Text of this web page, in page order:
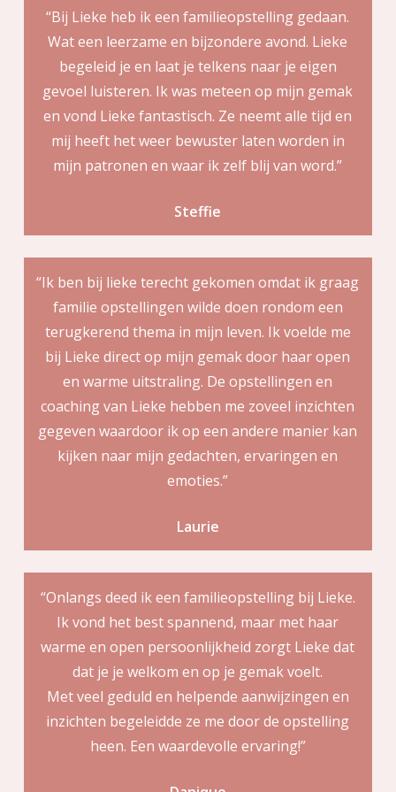
“Bij Lieke heb ik een familieopstelling gedaan.
Wat een leerzame en bijzondere avond. Lieke
begeleid je en laat je telkens naar je eigen
gevoel luisteren. Ik was meteen op mijn gemak
en vond Lieke fantastisch. Ze neemt alle tijd en
mij heeft het weer bewuster laten worden in
mijn patronen en waar ik zelf blij van word.”
Steffie
“Ik ben bij lieke terecht gekomen omdat ik graag
familie opstellingen wilde doen rondom een
terugkerend thema in mijn leven. Ik voelde me
bij Lieke direct op mijn gemak door haar open
en warme uitstraling. De opstellingen en
coaching van Lieke hebben me zoveel inzichten
gegeven waardoor ik op een andere manier kan
kijken naar mijn gedachten, ervaringen en
emoties.”
Laurie
“Onlangs deed ik een familieopstelling bij Lieke.
Ik vond het best spannend, maar met haar
warme en open persoonlijkheid zorgt Lieke dat
dat je je welkom en op je gemak voelt.
Met veel geduld en helpende aanwijzingen en
inzichten begeleidde ze me door de opstelling
heen. Een waardevolle ervaring!”